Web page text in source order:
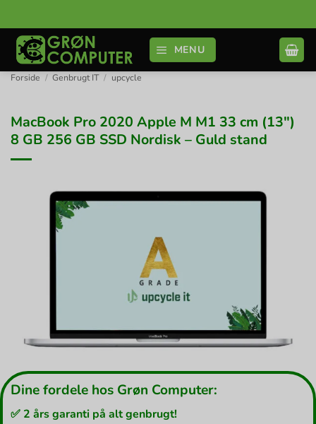
til
indhold
MENU
Forside / Genbrugt IT / upcycle
MacBook Pro 2020 Apple M M1 33 cm (13″)
8 GB 256 GB SSD Nordisk – Guld stand
Dine fordele hos Grøn Computer:
✅ 2 års garanti på alt genbrugt!